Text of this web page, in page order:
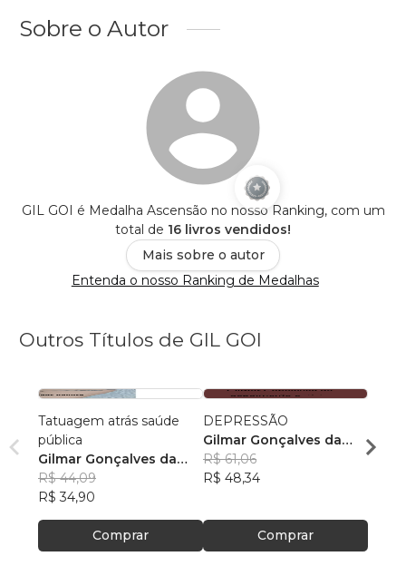
Sobre o Autor
GIL GOI é Medalha Ascensão no nosso Ranking, com um
total de 16 livros vendidos!
Mais sobre o autor
Entenda o nosso Ranking de Medalhas
Outros Títulos de GIL GOI
Tatuagem atrás saúde
pública
Gilmar Gonçalves da
Costa
R$ 44,09
R$ 34,90
Comprar
DEPRESSÃO
Gilmar Gonçalves da
Costa
R$ 61,06
R$ 48,34
Comprar
Costa
R$